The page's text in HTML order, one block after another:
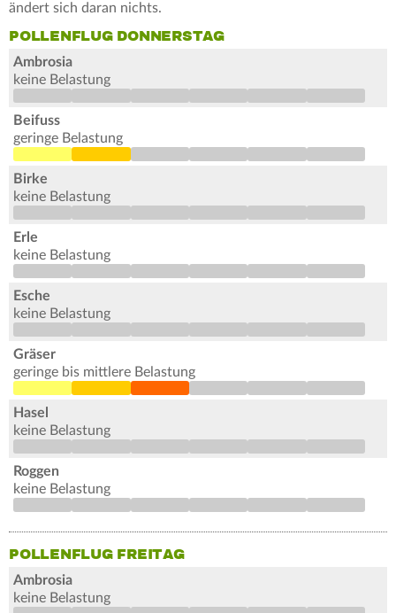
ändert sich daran nichts.
POLLENFLUG DONNERSTAG
Ambrosia
keine Belastung
Beifuss
geringe Belastung
Birke
keine Belastung
Erle
keine Belastung
Esche
keine Belastung
Gräser
geringe bis mittlere Belastung
Hasel
keine Belastung
Roggen
keine Belastung
POLLENFLUG FREITAG
Ambrosia
keine Belastung